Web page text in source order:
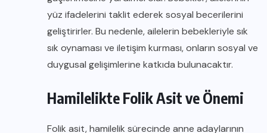
yüz ifadelerini taklit ederek sosyal becerilerini
geliştirirler. Bu nedenle, ailelerin bebekleriyle sık
sık oynaması ve iletişim kurması, onların sosyal ve
duygusal gelişimlerine katkıda bulunacaktır.
Hamilelikte Folik Asit ve Önemi
Folik asit, hamilelik sürecinde anne adaylarının